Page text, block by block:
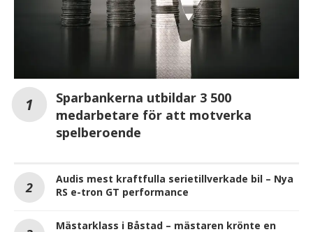
Sparbankerna utbildar 3 500
medarbetare för att motverka
spelberoende
Audis mest kraftfulla serietillverkade bil – Nya
RS e-tron GT performance
Mästarklass i Båstad – mästaren krönte en